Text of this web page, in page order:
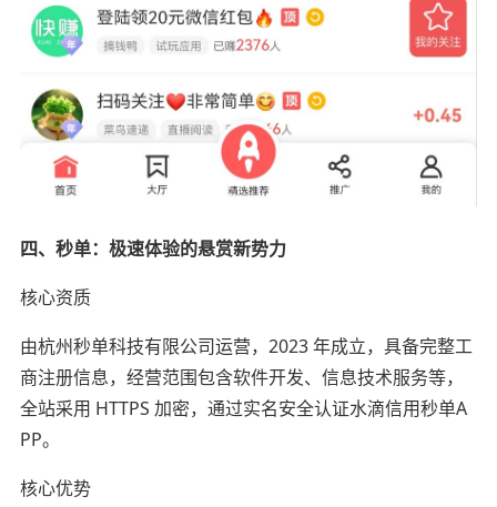
四、秒单：极速体验的悬赏新势力
核心资质
由杭州秒单科技有限公司运营，2023 年成立，具备完整工
商注册信息，经营范围包含软件开发、信息技术服务等，
全站采用 HTTPS 加密，通过实名安全认证水滴信用秒单A
PP。
核心优势